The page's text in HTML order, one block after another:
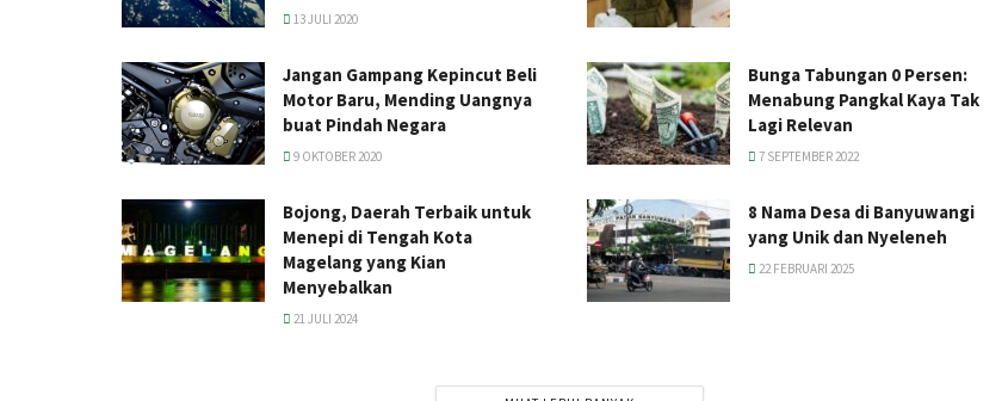
13 JULI 2020
Jangan Gampang Kepincut Beli
Motor Baru, Mending Uangnya
buat Pindah Negara
9 OKTOBER 2020
Bunga Tabungan 0 Persen:
Menabung Pangkal Kaya Tak
Lagi Relevan
7 SEPTEMBER 2022
Bojong, Daerah Terbaik untuk
Menepi di Tengah Kota
Magelang yang Kian
Menyebalkan
21 JULI 2024
8 Nama Desa di Banyuwangi
yang Unik dan Nyeleneh
22 FEBRUARI 2025